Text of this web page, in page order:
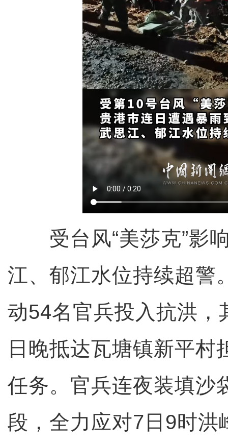
受台风“美莎克”影
江、郁江水位持续超警
动54名官兵投入抗洪，
日晚抵达瓦塘镇新平村
任务。官兵连夜装填沙
段，全力应对7日9时洪